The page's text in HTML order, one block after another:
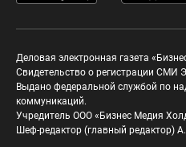
Деловая электронная газета
Свидетельство о регистрации СМИ
Выдано федеральной службой по
коммуникаций.
Учредитель ООО «Бизнес Медия
Шеф-редактор (главный редактор)